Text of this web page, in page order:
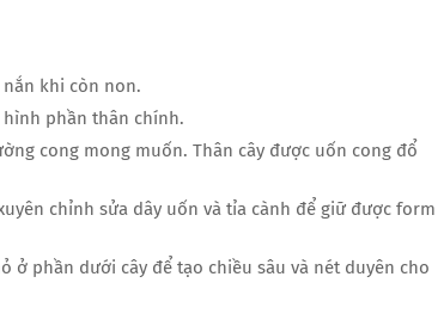
nắn khi còn non.
phần thân chính.
cong mong muốn. Thân cây được uốn cong đổ
chỉnh sửa dây uốn và tỉa cành để giữ được form
ở phần dưới cây để tạo chiều sâu và nét duyên cho